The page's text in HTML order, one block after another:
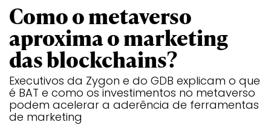
Como o metaverso
aproxima o marketing
das blockchains?
Executivos da Zygon e do GDB explicam o que
é BAT e como os investimentos no metaverso
podem acelerar a aderência de ferramentas
de marketing